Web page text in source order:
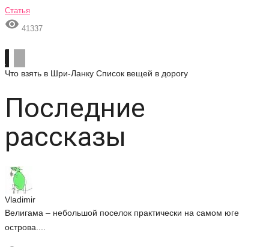
Статья
 41337
Что взять в Шри-Ланку Список вещей в дорогу
Последние
рассказы
Vladimir
Велигама – небольшой поселок практически на самом юге
острова....